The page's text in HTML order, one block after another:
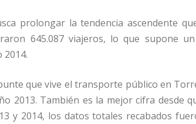
prolongar la tendencia ascendente
645.087 viajeros, lo que supone
2014.
que vive el transporte público en
2013. También es la mejor cifra desde
y 2014, los datos totales recabados